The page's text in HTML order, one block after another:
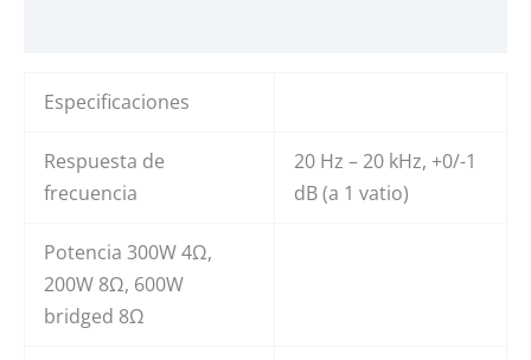
Especificaciones
Respuesta de
frecuencia
20 Hz – 20 kHz, +0/-1
dB (a 1 vatio)
Potencia 300W 4Ω,
200W 8Ω, 600W
bridged 8Ω